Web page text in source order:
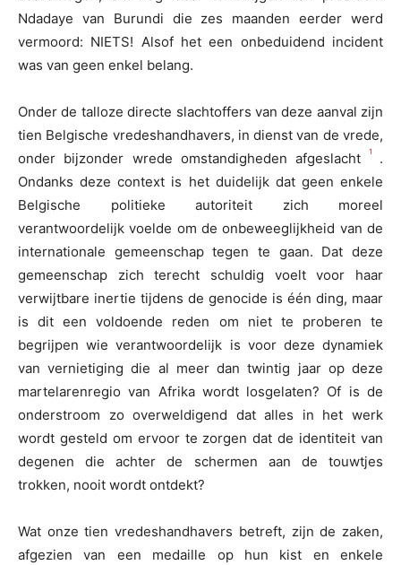
Ndadaye van Burundi die zes maanden eerder werd
vermoord: NIETS! Alsof het een onbeduidend incident
was van geen enkel belang.
Onder de talloze directe slachtoffers van deze aanval zijn
tien Belgische vredeshandhavers, in dienst van de vrede,
onder bijzonder wrede omstandigheden afgeslacht
1
.
Ondanks deze context is het duidelijk dat geen enkele
Belgische politieke autoriteit zich moreel
verantwoordelijk voelde om de onbeweeglijkheid van de
internationale gemeenschap tegen te gaan. Dat deze
gemeenschap zich terecht schuldig voelt voor haar
verwijtbare inertie tijdens de genocide is één ding, maar
is dit een voldoende reden om niet te proberen te
begrijpen wie verantwoordelijk is voor deze dynamiek
van vernietiging die al meer dan twintig jaar op deze
martelarenregio van Afrika wordt losgelaten? Of is de
onderstroom zo overweldigend dat alles in het werk
wordt gesteld om ervoor te zorgen dat de identiteit van
degenen die achter de schermen aan de touwtjes
trokken, nooit wordt ontdekt?
Wat onze tien vredeshandhavers betreft, zijn de zaken,
afgezien van een medaille op hun kist en enkele